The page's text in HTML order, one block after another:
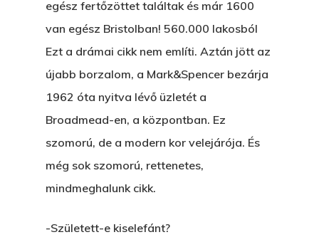
egész fertőzöttet találtak és már 1600
van egész Bristolban! 560.000 lakosból
Ezt a drámai cikk nem említi. Aztán jött az
újabb borzalom, a Mark&Spencer bezárja
1962 óta nyitva lévő üzletét a
Broadmead-en, a központban. Ez
szomorú, de a modern kor velejárója. És
még sok szomorú, rettenetes,
mindmeghalunk cikk.
-Született-e kiselefánt?